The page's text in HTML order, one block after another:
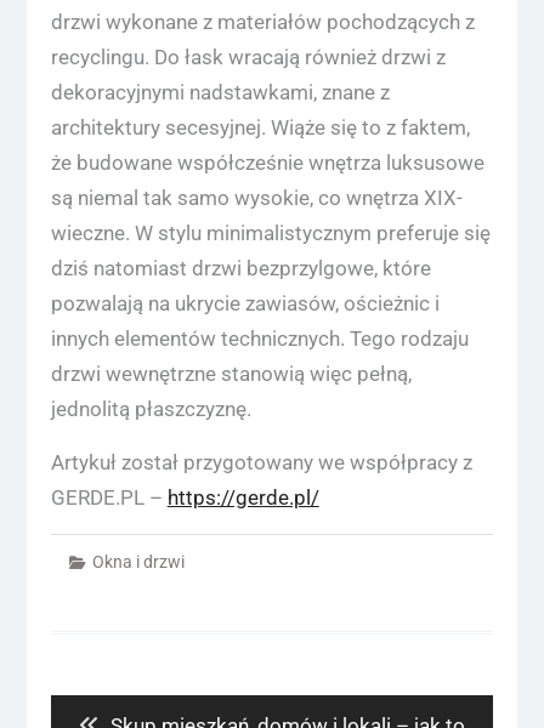
drzwi wykonane z materiałów pochodzących z
recyclingu. Do łask wracają również drzwi z
dekoracyjnymi nadstawkami, znane z
architektury secesyjnej. Wiąże się to z faktem,
że budowane współcześnie wnętrza luksusowe
są niemal tak samo wysokie, co wnętrza XIX-
wieczne. W stylu minimalistycznym preferuje się
dziś natomiast drzwi bezprzylgowe, które
pozwalają na ukrycie zawiasów, ościeżnic i
innych elementów technicznych. Tego rodzaju
drzwi wewnętrzne stanowią więc pełną,
jednolitą płaszczyznę.
Artykuł został przygotowany we współpracy z
GERDE.PL – https://gerde.pl/
Okna i drzwi
Previous